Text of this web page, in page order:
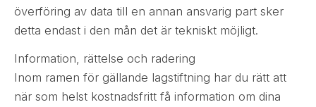
överföring av data till en annan ansvarig part sker
detta endast i den mån det är tekniskt möjligt.
Information, rättelse och radering
Inom ramen för gällande lagstiftning har du rätt att
när som helst kostnadsfritt få information om dina